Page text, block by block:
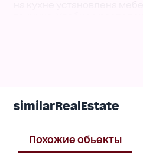
рынка Корятовича,
детский сад, супермаркет,
зеленый внутренний
similarRealEstate
Похожие обьекты